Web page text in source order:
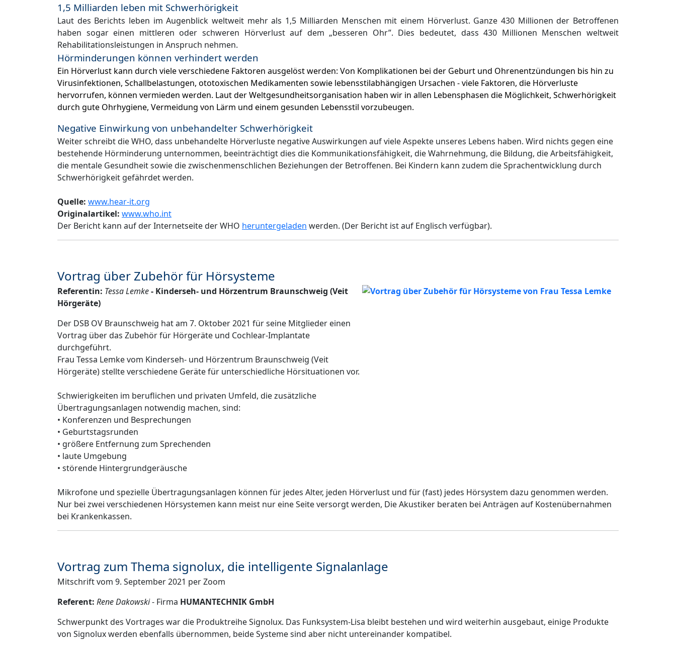
1,5 Milliarden leben mit Schwerhörigkeit
Laut des Berichts leben im Augenblick weltweit mehr als 1,5 Milliarden Menschen mit einem Hörverlust. Ganze 430 Millionen der Betroffenen
haben sogar einen mittleren oder schweren Hörverlust auf dem „besseren Ohr”. Dies bedeutet, dass 430 Millionen Menschen weltweit
Rehabilitationsleistungen in Anspruch nehmen.
Hörminderungen können verhindert werden
Ein Hörverlust kann durch viele verschiedene Faktoren ausgelöst werden: Von Komplikationen bei der Geburt und Ohrenentzündungen bis hin zu
Virusinfektionen, Schallbelastungen, ototoxischen Medikamenten sowie lebensstilabhängigen Ursachen - viele Faktoren, die Hörverluste
hervorrufen, können vermieden werden. Laut der Weltgesundheitsorganisation haben wir in allen Lebensphasen die Möglichkeit, Schwerhörigkeit
durch gute Ohrhygiene, Vermeidung von Lärm und einem gesunden Lebensstil vorzubeugen.
Negative Einwirkung von unbehandelter Schwerhörigkeit
Weiter schreibt die WHO, dass unbehandelte Hörverluste negative Auswirkungen auf viele Aspekte unseres Lebens haben. Wird nichts gegen eine
bestehende Hörminderung unternommen, beeinträchtigt dies die Kommunikationsfähigkeit, die Wahrnehmung, die Bildung, die Arbeitsfähigkeit,
die mentale Gesundheit sowie die zwischenmenschlichen Beziehungen der Betroffenen. Bei Kindern kann zudem die Sprachentwicklung durch
Schwerhörigkeit gefährdet werden.
Quelle: www.hear-it.org
Originalartikel: www.who.int
Der Bericht kann auf der Internetseite der WHO heruntergeladen werden. (Der Bericht ist auf Englisch verfügbar).
Vortrag über Zubehör für Hörsysteme
Referentin: Tessa Lemke- Kinderseh- und Hörzentrum Braunschweig (Veit
Hörgeräte)
Der DSB OV Braunschweig hat am 7. Oktober 2021 für seine Mitglieder einen
Vortrag über das Zubehör für Hörgeräte und Cochlear-Implantate
durchgeführt.
Frau Tessa Lemke vom Kinderseh- und Hörzentrum Braunschweig (Veit
Hörgeräte) stellte verschiedene Geräte für unterschiedliche Hörsituationen vor.
Schwierigkeiten im beruflichen und privaten Umfeld, die zusätzliche
Übertragungsanlagen notwendig machen, sind:
• Konferenzen und Besprechungen
• Geburtstagsrunden
• größere Entfernung zum Sprechenden
• laute Umgebung
• störende Hintergrundgeräusche
Mikrofone und spezielle Übertragungsanlagen können für jedes Alter, jeden Hörverlust und für (fast) jedes Hörsystem dazu genommen werden.
Nur bei zwei verschiedenen Hörsystemen kann meist nur eine Seite versorgt werden, Die Akustiker beraten bei Anträgen auf Kostenübernahmen
bei Krankenkassen.
Vortrag zum Thema signolux, die intelligente Signalanlage
Mitschrift vom 9. September 2021 per Zoom
Referent: Rene Dakowski- Firma HUMANTECHNIK GmbH
Schwerpunkt des Vortrages war die Produktreihe Signolux. Das Funksystem-Lisa bleibt bestehen und wird weiterhin ausgebaut, einige Produkte
von Signolux werden ebenfalls übernommen, beide Systeme sind aber nicht untereinander kompatibel.